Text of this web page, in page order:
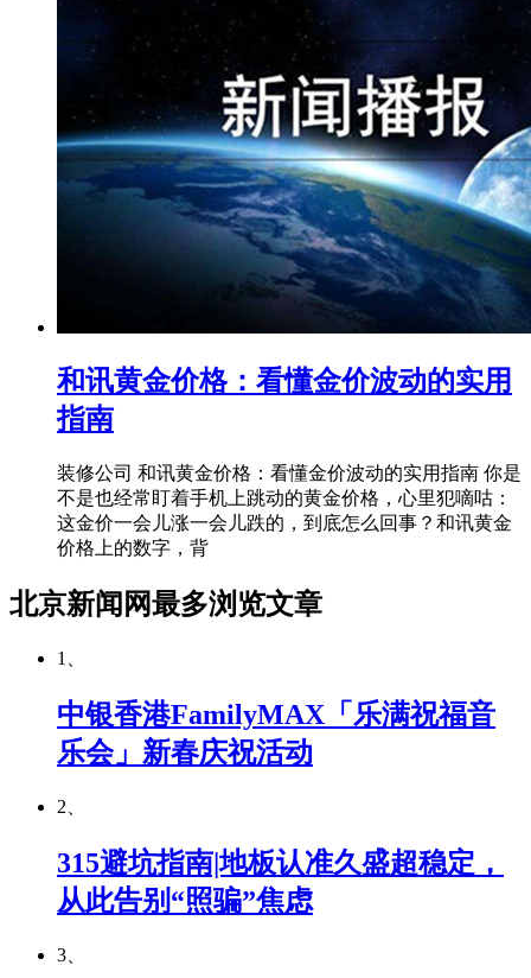
和讯黄金价格：看懂金价波动的实用
指南
装修公司 和讯黄金价格：看懂金价波动的实用指南 你是
不是也经常盯着手机上跳动的黄金价格，心里犯嘀咕：
这金价一会儿涨一会儿跌的，到底怎么回事？和讯黄金
价格上的数字，背
北京新闻网最多浏览文章
1、
中银香港FamilyMAX「乐满祝福音
乐会」新春庆祝活动
2、
315避坑指南|地板认准久盛超稳定，
从此告别“照骗”焦虑
3、